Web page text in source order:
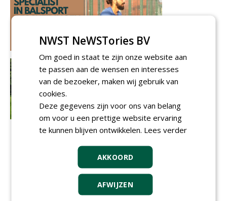
NWST NeWSTories BV
Om goed in staat te zijn onze website aan
te passen aan de wensen en interesses
van de bezoeker, maken wij gebruik van
cookies.
Deze gegevens zijn voor ons van belang
om voor u een prettige website ervaring
te kunnen blijven ontwikkelen. Lees verder
AKKOORD
AFWIJZEN